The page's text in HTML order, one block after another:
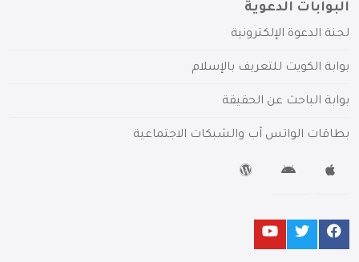
البوابات الدعوية
لجنة الدعوة الإلكترونية
بوابة الكويت للتعريف بالإسلام
بوابة الباحث عن الحقيقة
بطاقات الواتس آب والشبكات الاجتماعية